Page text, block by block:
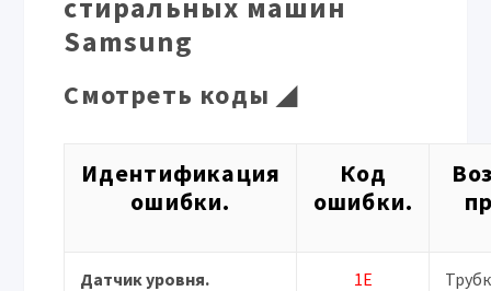
Samsung
Смотреть коды ◢
Идентификация
ошибки.
Код
ошибки.
Датчик уровня. 1E